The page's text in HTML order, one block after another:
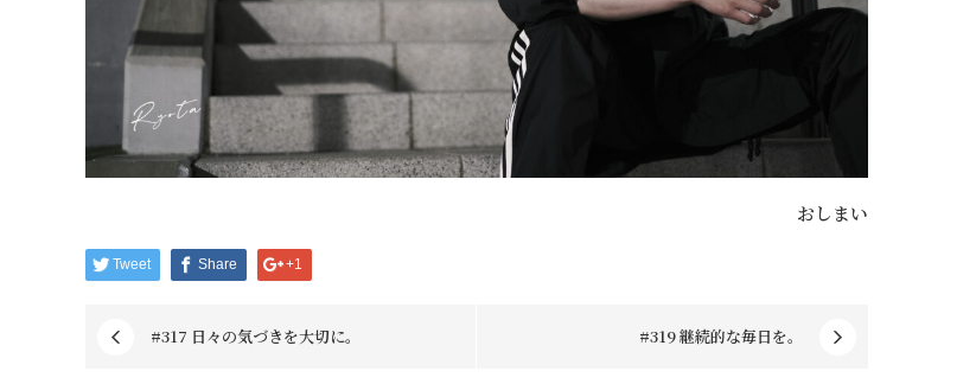
おしまい
Tweet Share +1
#317 日々の気づきを大切に。 #319 継続的な毎日を。